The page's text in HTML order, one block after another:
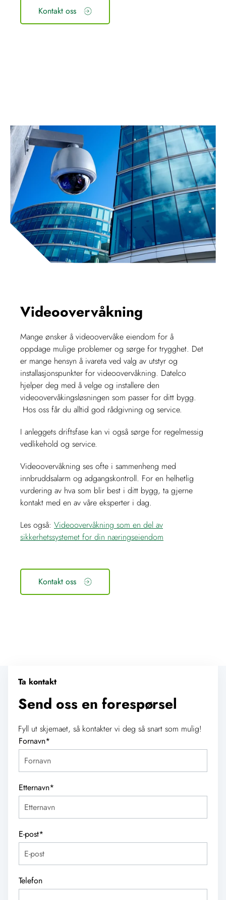
Kontakt oss
Videoovervåkning
Mange ønsker å videoovervåke eiendom for å
oppdage mulige problemer og sørge for trygghet. Det
er mange hensyn å ivareta ved valg av utstyr og
installasjonspunkter for videoovervåkning. Datelco
hjelper deg med å velge og installere den
videoovervåkingsløsningen som passer for ditt bygg.
Hos oss får du alltid god rådgivning og service.
I anleggets driftsfase kan vi også sørge for regelmessig
vedlikehold og service.
Videoovervåkning ses ofte i sammenheng med
innbruddsalarm og adgangskontroll. For en helhetlig
vurdering av hva som blir best i ditt bygg, ta gjerne
kontakt med en av våre eksperter i dag.
Les også: Videoovervåkning som en del av
sikkerhetssystemet for din næringseiendom
Kontakt oss
Ta kontakt
Send oss en forespørsel
Fyll ut skjemaet, så kontakter vi deg så snart som mulig!
Fornavn*
Etternavn*
E-post*
Telefon